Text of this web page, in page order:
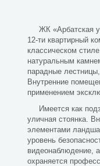
ЖК «Арбатская
12-ти квартирный
классическом
натуральным
парадные
Внутренние
применением
Имеется как
уличная стоянка.
элементами
уровень
видеонаблюдение,
охраняется